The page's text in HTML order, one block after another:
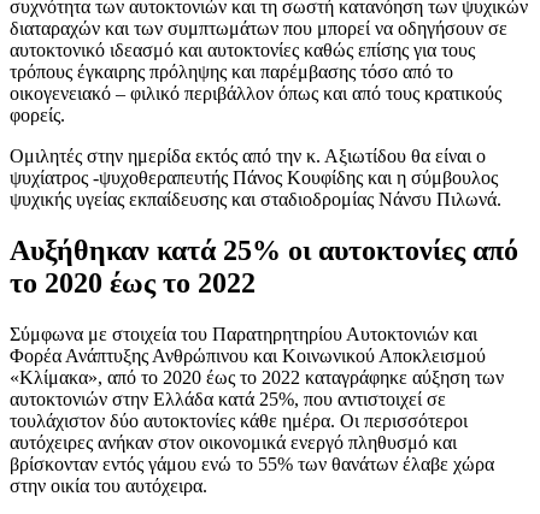
συχνότητα των αυτοκτονιών και τη σωστή κατανόηση των ψυχικών
διαταραχών και των συμπτωμάτων που μπορεί να οδηγήσουν σε
αυτοκτονικό ιδεασμό και αυτοκτονίες καθώς επίσης για τους
τρόπους έγκαιρης πρόληψης και παρέμβασης τόσο από το
οικογενειακό – φιλικό περιβάλλον όπως και από τους κρατικούς
φορείς.
Ομιλητές στην ημερίδα εκτός από την κ. Αξιωτίδου θα είναι ο
ψυχίατρος -ψυχοθεραπευτής Πάνος Κουφίδης και η σύμβουλος
ψυχικής υγείας εκπαίδευσης και σταδιοδρομίας Νάνσυ Πιλωνά.
Αυξήθηκαν κατά 25% οι αυτοκτονίες από
το 2020 έως το 2022
Σύμφωνα με στοιχεία του Παρατηρητηρίου Αυτοκτονιών και
Φορέα Ανάπτυξης Ανθρώπινου και Κοινωνικού Αποκλεισμού
«Κλίμακα», από το 2020 έως το 2022 καταγράφηκε αύξηση των
αυτοκτονιών στην Ελλάδα κατά 25%, που αντιστοιχεί σε
τουλάχιστον δύο αυτοκτονίες κάθε ημέρα. Οι περισσότεροι
αυτόχειρες ανήκαν στον οικονομικά ενεργό πληθυσμό και
βρίσκονταν εντός γάμου ενώ το 55% των θανάτων έλαβε χώρα
στην οικία του αυτόχειρα.